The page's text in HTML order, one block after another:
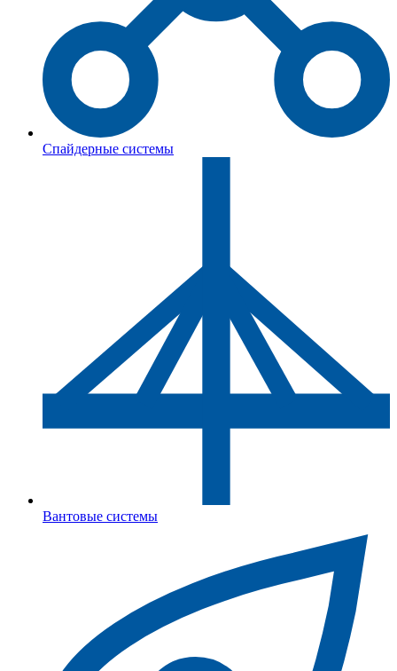
Спайдерные системы
Вантовые системы